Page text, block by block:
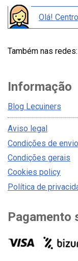
Olá!
Também nas redes:
Informação
Blog Lecuiners
Aviso legal
Condições de envio
Condições gerais
Cookies policy
Política de
Pagamento